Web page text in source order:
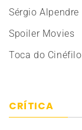
Sérgio Alpendre
Spoiler Movies
Toca do Cinéfilo
CRÍTICA